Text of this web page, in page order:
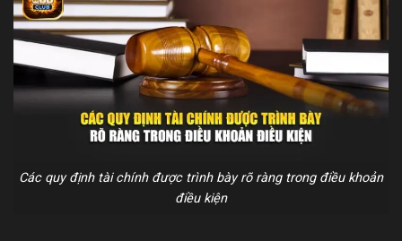
Các quy định tài chính được trình bày rõ ràng trong điều khoản
điều kiện